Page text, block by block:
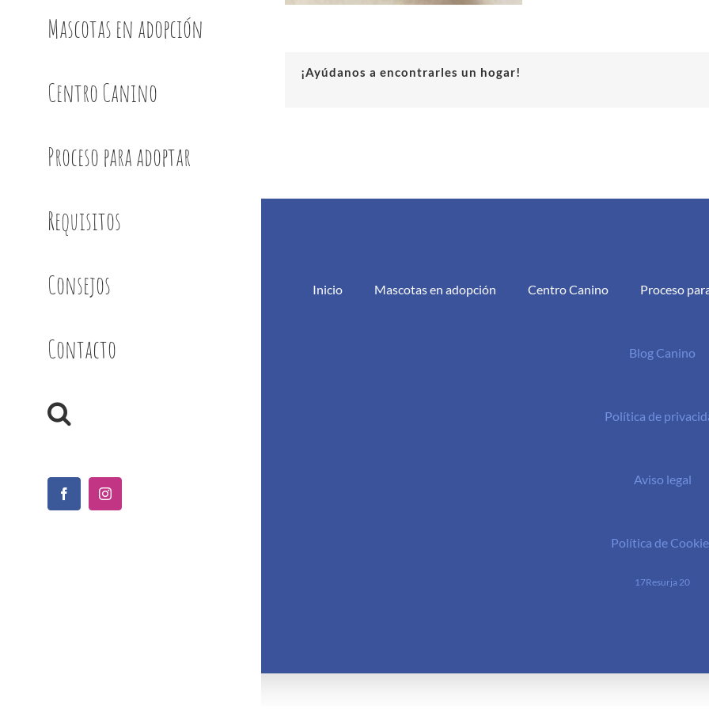
Mascotas en adopción
Centro Canino
Proceso para adoptar
Requisitos
Consejos
Contacto
FacebookInstagram
¡Ayúdanos a encontrarles un hogar!
Inicio Mascotas en adopción Centro Canino Proceso
Blog Canino
Política de
Aviso legal
Política de
17Resurja 20